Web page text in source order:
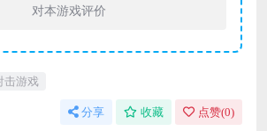
对本游戏评价
击游戏
分享 收藏 点赞(0)